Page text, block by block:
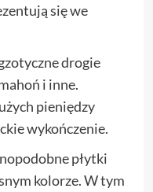
się we
drogie
i inne.
pieniędzy
wykończenie.
płytki
kolorze. W tym